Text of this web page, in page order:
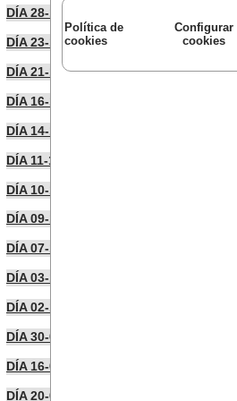
Política de
cookies
Configurar
cookies
DÍA 28-10-2024
DÍA 23-10-2024
DÍA 21-10-2024
DÍA 16-10-2024
DÍA 14-10-2024
DÍA 11-10-2024
DÍA 10-10-2024
DÍA 09-10-2024
DÍA 07-10-2024
DÍA 03-10-2024
DÍA 02-10-2024
DÍA 30-09-2024
DÍA 16-09-2024
DÍA 20-06-2024